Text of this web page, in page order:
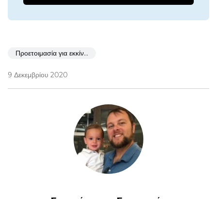
Προετοιμασία για εκκίνηση
9 Δεκεμβρίου 2020